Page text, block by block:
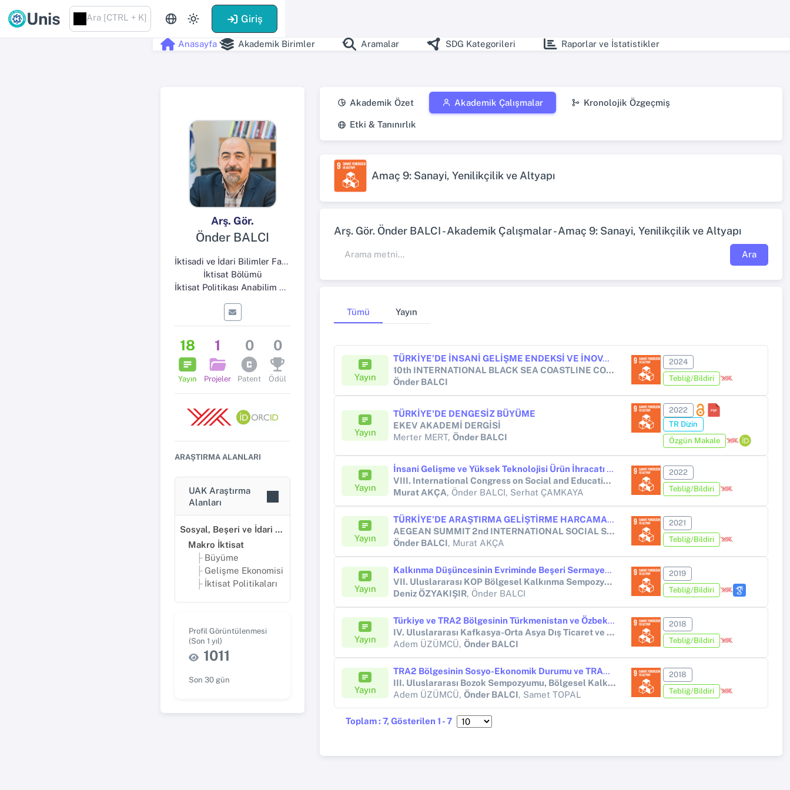
Unis Ara [CTRL + K] Giriş
Anasayfa Akademik Birimler Aramalar SDG Kategorileri Raporlar ve İstatistikler
Arş. Gör.
Önder BALCI
İktisadi ve İdari Bilimler Fakültesi
İktisat Bölümü
İktisat Politikası Anabilim Dalı
18
Yayın
1
Projeler
0
Patent
0
Ödül
ARAŞTIRMA ALANLARI
UAK Araştırma
Alanları
Sosyal, Beşeri ve İdari Bilimler
Makro İktisat
Büyüme
Gelişme Ekonomisi
İktisat Politikaları
Profil Görüntülenmesi
(Son 1 yıl)
1011
Son 30 gün
Akademik Özet Akademik Çalışmalar Kronolojik Özgeçmiş
Etki & Tanınırlık
Amaç 9: Sanayi, Yenilikçilik ve Altyapı
Arş. Gör. Önder BALCI - Akademik Çalışmalar - Amaç 9: Sanayi, Yenilikçilik ve Altyapı
Ara
Tümü Yayın
Yayın
TÜRKİYE’DE İNSANİ GELİŞME ENDEKSİ VE İNOVASYON ARASINDAKİ İLİŞKİ:1990-2020
10th INTERNATIONAL BLACK SEA COASTLINE COUNTRIES SCIENTIFIC RESEARCH SYMPOSIUM
Önder BALCI
2024
Tebliğ/Bildiri
Yayın
TÜRKİYE'DE DENGESİZ BÜYÜME
EKEV AKADEMİ DERGİSİ
Merter MERT, Önder BALCI
2022
TR Dizin
Özgün Makale
Yayın
İnsani Gelişme ve Yüksek Teknolojisi Ürün İhracatı Arasındaki İlişki: Türkiye Ekonomisi Üzerine Bir İnceleme 1990-2019
VIII. International Congress on Social and Education Sciences - INCSES'22
Murat AKÇA, Önder BALCI, Serhat ÇAMKAYA
2022
Tebliğ/Bildiri
Yayın
TÜRKİYE’DE ARAŞTIRMA GELİŞTİRME HARCAMALARI, TOPLAM FAKTÖR VERİMLİLİĞİ VE BÜYÜME İLİŞKİSİNİN ARDL SINIR TESTİ YAKLAŞIMI İLE İNCELENMESİ:1990-2019
AEGEAN SUMMIT 2nd INTERNATIONAL SOCIAL SCIENCES CONGRESS
Önder BALCI, Murat AKÇA
2021
Tebliğ/Bildiri
Yayın
Kalkınma Düşüncesinin Evriminde Beşeri Sermayenin Yeri
VII. Uluslararası KOP Bölgesel Kalkınma Sempozyumu - KOPUBKS
Deniz ÖZYAKIŞIR, Önder BALCI
2019
Tebliğ/Bildiri
Yayın
Türkiye ve TRA2 Bölgesinin Türkmenistan ve Özbekistan İle 2010-2017 Döneminde Dış Ticaretinin Gelişimi ve Özelikleri
IV. Uluslararası Kafkasya-Orta Asya Dış Ticaret ve Lojistik Kongresi, Tam Metin Bildiri Kongre Kitabı, Editörler: A. Karakaş ve C. İyem
Adem ÜZÜMCÜ, Önder BALCI
2018
Tebliğ/Bildiri
Yayın
TRA2 Bölgesinin Sosyo-Ekonomik Durumu ve TRA2 Bölgesi Kalkınmasında Yatırım Teşviklerinin Önemi
III. Uluslararası Bozok Sempozyumu, Bölgesel Kalkınma ve Kültürel Yapı, Bildiri Kitabı, Editör: E. Güngör, Yozgat Bozok Üniversitesi Yayını.
Adem ÜZÜMCÜ, Önder BALCI, Samet TOPAL
2018
Tebliğ/Bildiri
Toplam : 7, Gösterilen 1 - 7